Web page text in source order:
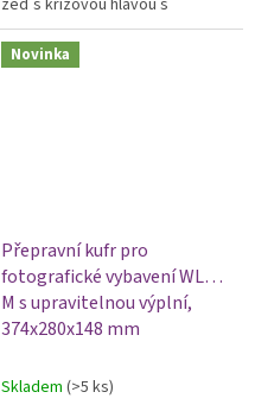
zeď s křížovou hlavou s
polohovatelným 5/8" spigotem
s 1/4" i 3/8" závitem a nosností
až...
Novinka
Přepravní kufr pro
fotografické vybavení WL8-
M s upravitelnou výplní,
374x280x148 mm
Skladem (>5 ks)